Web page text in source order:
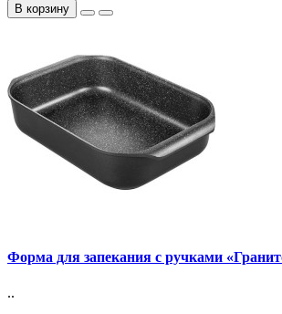
В корзину
Форма для запекания с ручками
..